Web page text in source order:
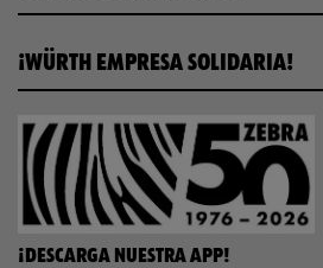
¡WÜRTH EMPRESA SOLIDARIA!
¡DESCARGA NUESTRA APP!